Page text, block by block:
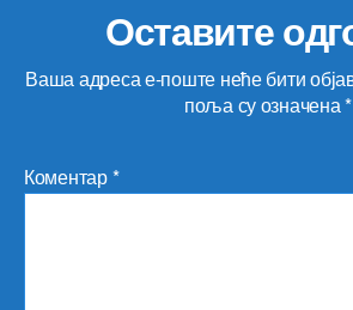
Оставите
Ваша адреса е-поште неће бити
поља су означена*
Коментар*